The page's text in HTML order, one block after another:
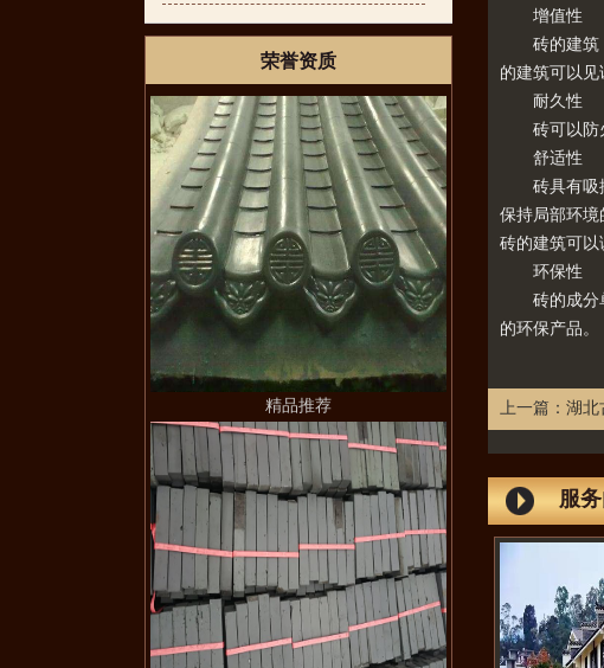
荣誉资质
精品推荐
增值性
砖的建筑，
的建筑可以
耐久性
砖可以防火
舒适性
砖具有吸排
保持局部环
砖的建筑可以
环保性
砖的成分单
的环保产品。
上一篇： 湖北
服